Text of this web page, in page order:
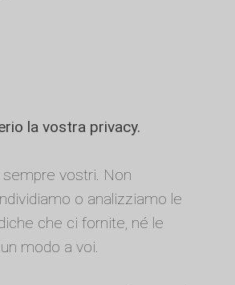
la vostra privacy.
vostri. Non
o analizziamo le
che ci fornite, né le
modo a voi.